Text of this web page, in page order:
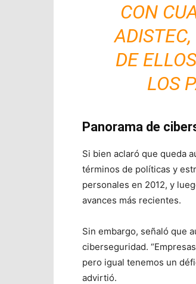
CON
DE
LOS
Panorama de
Si bien aclaró que queda
términos de políticas y
personales en 2012, y
avances más recientes.
Sin embargo, señaló que
ciberseguridad.
pero igual tenemos un
advirtió.